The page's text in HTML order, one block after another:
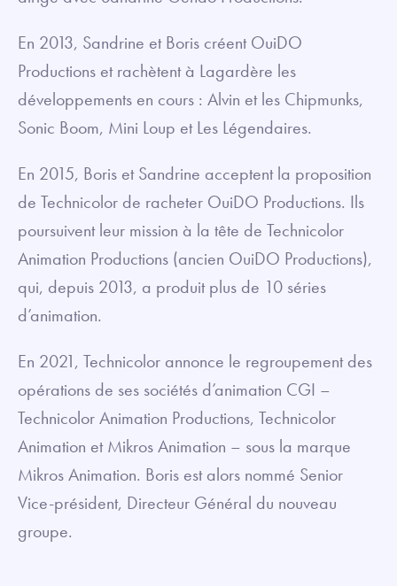
En 2013, Sandrine et Boris créent OuiDO
Productions et rachètent à Lagardère les
développements en cours : Alvin et les Chipmunks,
Sonic Boom, Mini Loup et Les Légendaires.
En 2015, Boris et Sandrine acceptent la proposition
de Technicolor de racheter OuiDO Productions. Ils
poursuivent leur mission à la tête de Technicolor
Animation Productions (ancien OuiDO Productions),
qui, depuis 2013, a produit plus de 10 séries
d’animation.
En 2021, Technicolor annonce le regroupement des
opérations de ses sociétés d’animation CGI –
Technicolor Animation Productions, Technicolor
Animation et Mikros Animation – sous la marque
Mikros Animation. Boris est alors nommé Senior
Vice-président, Directeur Général du nouveau
groupe.